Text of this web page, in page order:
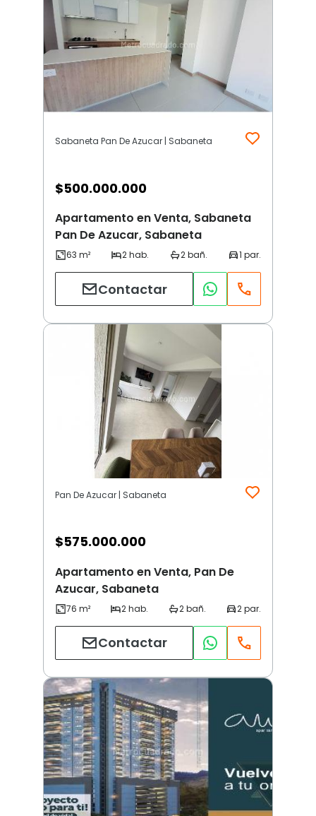
Sabaneta Pan De Azucar | Sabaneta
$500.000.000
Apartamento en Venta, Sabaneta
Pan De Azucar, Sabaneta
Contactar
Pan De Azucar | Sabaneta
$575.000.000
Apartamento en Venta, Pan De
Azucar, Sabaneta
Contactar